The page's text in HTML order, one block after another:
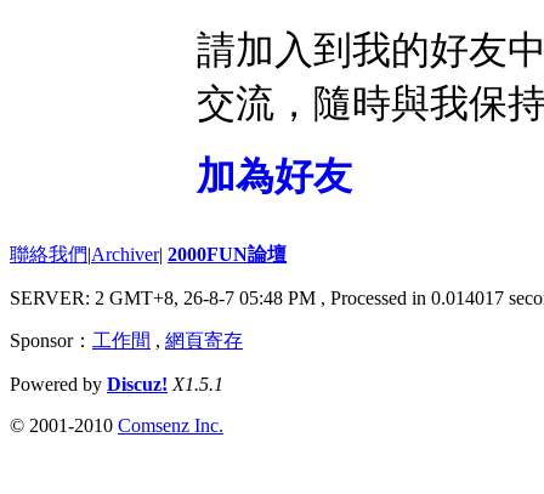
請加入到我的好友
交流，隨時與我保
加為好友
聯絡我們|Archiver| 2000FUN論壇
SERVER: 2 GMT+8, 26-8-7 05:48 PM , Processed in 0.014017
Sponsor： 工作間 , 網頁寄存
Powered by Discuz! X1.5.1
© 2001-2010 Comsenz Inc.